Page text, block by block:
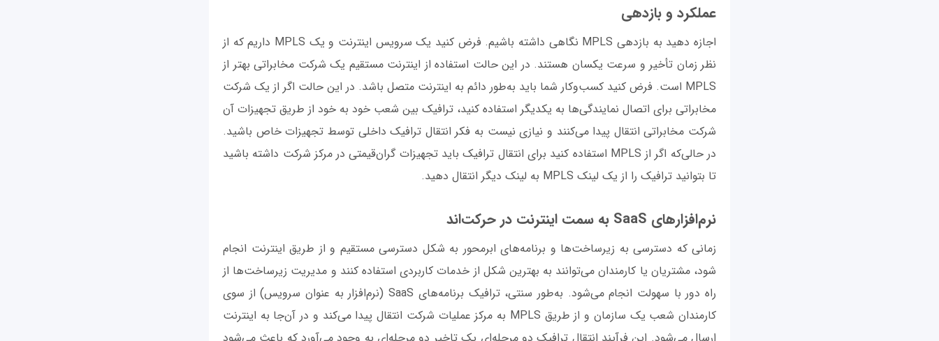
عملکرد و بازدهی
اجازه دهید به بازدهی MPLS نگاهی داشته باشیم. فرض کنید یک سرویس اینترنت و یک MPLS داریم که از
نظر زمان تأخیر و سرعت یکسان هستند. در این حالت استفاده از اینترنت مستقیم یک شرکت مخابراتی بهتر از
MPLS است. فرض کنید کسب‌وکار شما باید به‌طور دائم به اینترنت متصل باشد. در این حالت اگر از یک شرکت
مخابراتی برای اتصال نمایندگی‌ها به یکدیگر استفاده ‌کنید، ترافیک‌ بین شعب خود به خود از طریق تجهیزات آن
شرکت مخابراتی انتقال پیدا می‌کنند و نیازی نیست به فکر انتقال ترافیک داخلی توسط تجهیزات خاص باشید.
در حالی‌که اگر از MPLS استفاده کنید برای انتقال ترافیک‌ باید تجهیزات گران‌قیمتی در مرکز شرکت داشته باشید
تا بتوانید ترافیک را از یک لینک MPLS به لینک دیگر انتقال دهید.
نرم‌افزارهای SaaS به سمت اینترنت در حرکت‌اند
زمانی که دسترسی به زیرساخت‌ها و برنامه‌های ابرمحور به شکل دسترسی مستقیم و از طریق اینترنت انجام
شود، مشتریان یا کارمندان می‌توانند به بهترین شکل از خدمات کاربردی استفاده کنند و مدیریت زیرساخت‌ها از
راه دور با سهولت انجام می‌شود. به‌طور سنتی، ترافیک برنامه‌های SaaS (نرم‌افزار به عنوان سرویس) از سوی
کارمندان شعب یک سازمان و از طریق MPLS به مرکز عملیات شرکت انتقال پیدا می‌کند و در آن‌جا به اینترنت